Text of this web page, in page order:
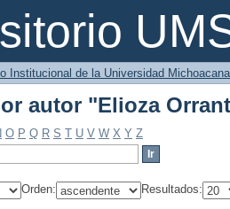
autor "Elioza
Institucional de la Universidad
autor "Elioza
O P Q R S T U V W X Y Z
Orden: Resultados: